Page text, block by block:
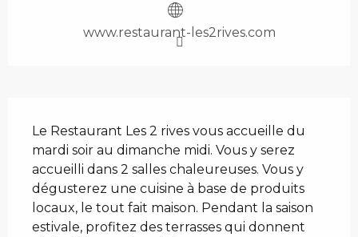
www.restaurant-les2rives.com
Le Restaurant Les 2 rives vous accueille du
mardi soir au dimanche midi. Vous y serez
accueilli dans 2 salles chaleureuses. Vous y
dégusterez une cuisine à base de produits
locaux, le tout fait maison. Pendant la saison
estivale, profitez des terrasses qui donnent